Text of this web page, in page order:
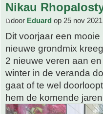
Nikau
door Eduard op 25 nov
Dit voorjaar een
nieuwe grondmix
2 nieuwe veren aan
winter in de veranda
gaat of te wel
hem de komende